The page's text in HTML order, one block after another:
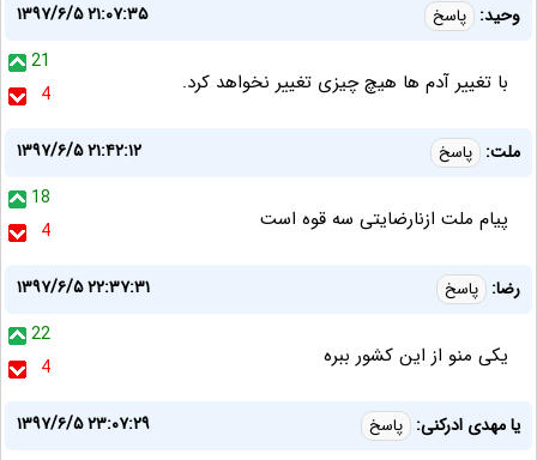
وحید: پاسخ
۱۳۹۷/۶/۵ ۲۱:۰۷:۳۵
21
4
با تغییر آدم ها هیچ چیزی تغییر نخواهد کرد.
ملت: پاسخ
۱۳۹۷/۶/۵ ۲۱:۴۲:۱۲
18
4
پیام ملت ازنارضایتی سه قوه است
رضا: پاسخ
۱۳۹۷/۶/۵ ۲۲:۳۷:۳۱
22
4
یکی منو از این کشور ببره
یا مهدی ادرکنی: پاسخ
۱۳۹۷/۶/۵ ۲۳:۰۷:۲۹